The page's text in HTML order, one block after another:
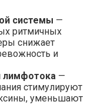
системы —
ритмичных
снижает
и
лимфотока —
стимулируют
уменьшают